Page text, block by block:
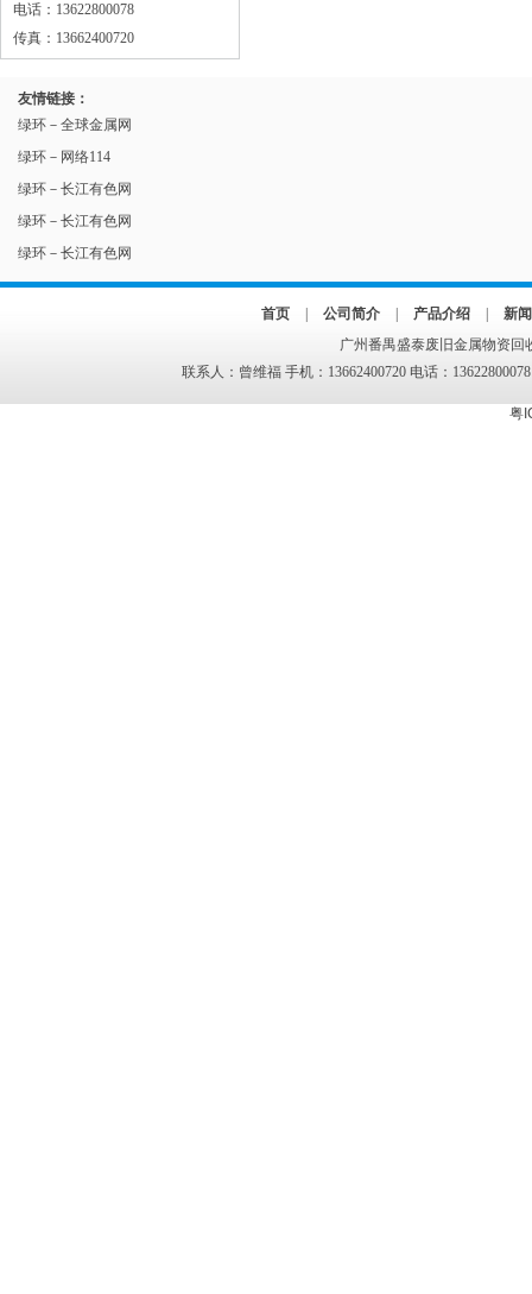
电话：13622800078
传真：13662400720
友情链接：
绿环－全球金属网
绿环－网络114
绿环－长江有色网
绿环－长江有色网
绿环－长江有色网
首页 公司简介 产品介绍
新
广州番禺盛泰废旧金属物资回
联系人：曾维福 手机：13662400720 电话：
粤